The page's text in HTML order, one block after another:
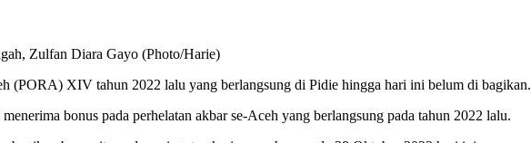
Zulfan Diara Gayo (Photo/Harie)
(PORA) XIV tahun 2022 lalu yang berlangsung di Pidie hingga hari ini belum di bagikan.
bonus pada perhelatan akbar se-Aceh yang berlangsung pada tahun 2022 lalu.